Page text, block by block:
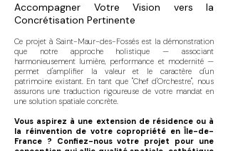
Accompagner Votre Vision vers la
Concrétisation Pertinente
Ce projet à Saint-Maur-des-Fossés est la démonstration
que notre approche holistique — associant
harmonieusement lumière, performance et modernité —
permet d'amplifier la valeur et le caractère d'un
patrimoine existant. En tant que "Chef d'Orchestre", nous
assurons une traduction rigoureuse de votre mandat en
une solution spatiale concrète.
Vous aspirez à une extension de résidence ou à
la réinvention de votre copropriété en Île-de-
France ? Confiez-nous votre projet pour une